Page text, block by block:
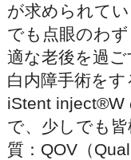
が求められて
でも点眼のわ
適な老後を過
白内障手術をす
iStent inject®W
で、少しでも
質：QOV（